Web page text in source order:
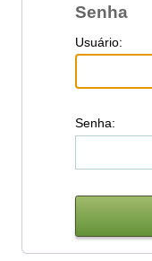
Senha
Usuário:
Senha: